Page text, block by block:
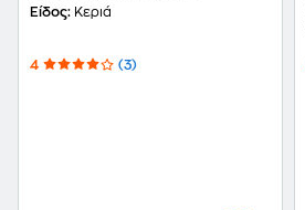
Είδος: Κεριά
4 (3)